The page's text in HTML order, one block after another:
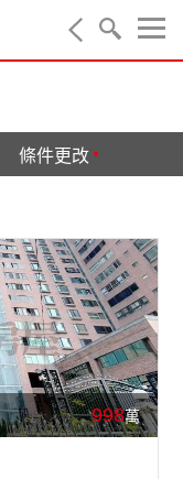
條件更改
998萬
買屋
主題專區
活動快訊
服務據點
實價登錄